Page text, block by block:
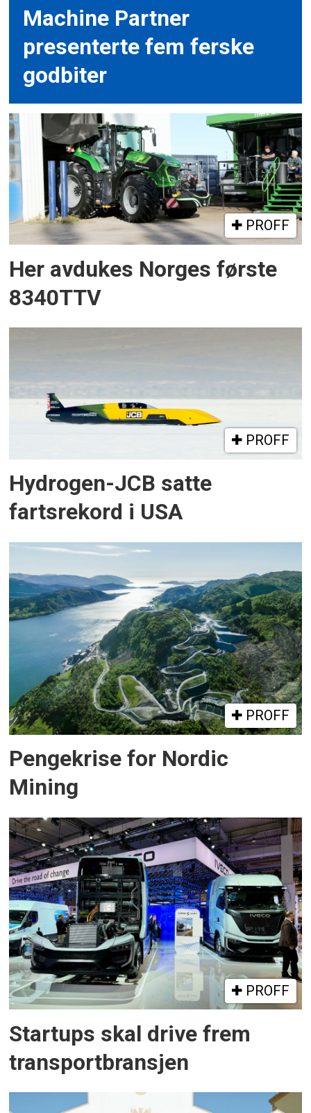
Machine Partner
presenterte fem ferske
godbiter
PROFF
Her avdukes Norges første
8340TTV
PROFF
Hydrogen-JCB satte
fartsrekord i USA
PROFF
Pengekrise for Nordic
Mining
PROFF
Startups skal drive frem
transportbransjen